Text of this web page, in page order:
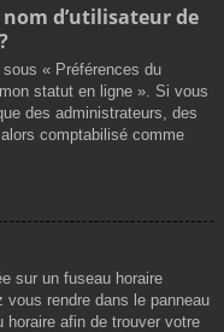
d’utilisateur de
sous « Préférences du
statut en ligne ». Si vous
des administrateurs, des
comptabilisé comme
sur un fuseau horaire
rendre dans le panneau
horaire afin de trouver votre